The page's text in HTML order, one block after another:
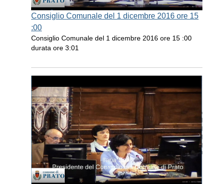
Consiglio Comunale del 1 dicembre 2016 ore 15
:00
Consiglio Comunale del 1 dicembre 2016 ore 15 :00
durata ore 3:01